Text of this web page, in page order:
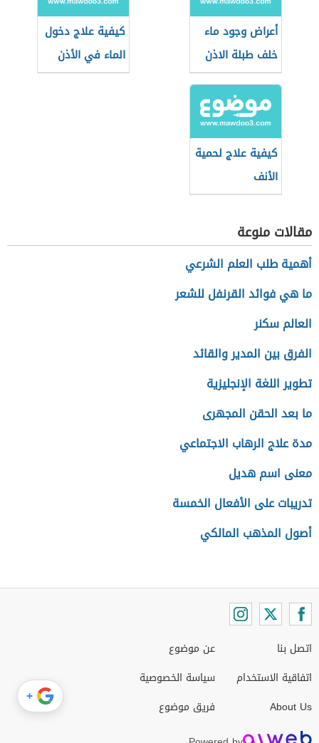
أعراض وجود ماء
خلف طبلة الاذن
كيفية علاج دخول
الماء في الأذن
كيفية علاج لحمية
الأنف
مقالات منوعة
أهمية طلب العلم الشرعي
ما هي فوائد القرنفل للشعر
العالم سكنر
الفرق بين المدير والقائد
تطوير اللغة الإنجليزية
ما بعد الحقن المجهرى
مدة علاج الرهاب الاجتماعي
معنى اسم هديل
تدريبات على الأفعال الخمسة
أصول المذهب المالكي
اتصل بنا
اتفاقية الاستخدام
About Us
عن موضوع
سياسة الخصوصية
فريق موضوع
+